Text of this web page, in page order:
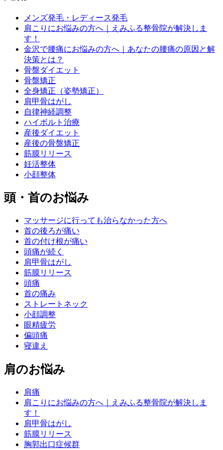
メンズ発毛・レディース発毛
肩こりにお悩みの方へ｜えみふる整骨院が解決しま
す！
金沢で腰痛にお悩みの方へ｜あなたの腰痛の原因と解
決策とは？
骨盤ダイエット
骨盤矯正
全身矯正（姿勢矯正）
肩甲骨はがし
自律神経調整
ハイボルト治療
産後ダイエット
産後の骨盤矯正
筋膜リリース
妊活整体
小顔整体
頭・首のお悩み
マッサージに行っても治らなかった方へ
首の後ろが痛い
首の付け根が痛い
頭痛が続く
肩甲骨はがし
筋膜リリース
頭痛
首の痛み
ストレートネック
小顔調整
眼精疲労
偏頭痛
寝違え
肩のお悩み
肩痛
肩こりにお悩みの方へ｜えみふる整骨院が解決しま
す！
肩甲骨はがし
筋膜リリース
胸郭出口症候群